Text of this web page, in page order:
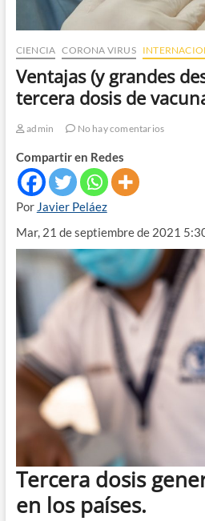
CIENCIA CORONA VIRUS
Ventajas (y grandes
tercera dosis de
admin No hay comentarios
Compartir en Redes
Por Javier Peláez
Mar, 21 de septiembre de 2021
Tercera dosis
en los países.